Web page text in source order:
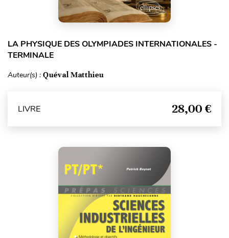
LA PHYSIQUE DES OLYMPIADES INTERNATIONALES -
TERMINALE
Auteur(s) : Quéval Matthieu
LIVRE 28,00 €